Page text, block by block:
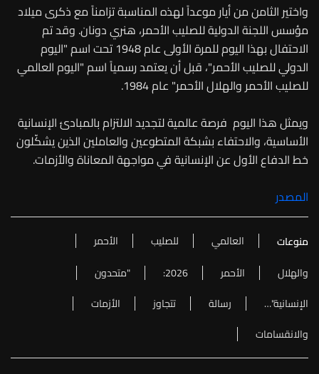
واختير الثامن من أيار موعداً لهذه المناسبة تزامناً مع ذكرى ميلاد
مؤسس اللجنة الدولية للصليب الأحمر، هنري دونان. وقد تم
الاحتفال بهذا اليوم للمرة الأولى عام 1948 تحت اسم "اليوم
الدولي للصليب الأحمر"، قبل أن يعتمد رسمياً اسم "اليوم العالمي
للصليب الأحمر والهلال الأحمر" عام 1984.
ويمثل هذا اليوم فرصة عالمية لتجديد الالتزام بالمبادئ الإنسانية
الأساسية، والاحتفاء بشبكة المتطوعين والعاملين الذين يشكّلون
خط الدفاع الأول عن الإنسانية في مواجهة المعاناة والأزمات.
المصدر
منوعات العالمي للصليب
الأحمر
والهلال
الأحمر 2026:
"متحدون
الإنسانية"…
رسالة تتجاوز
الأزمات
والانقسامات